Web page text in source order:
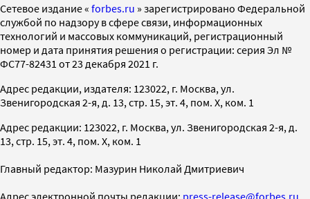
Cетевое издание « forbes.ru » зарегистрировано Федеральной
службой по надзору в сфере связи, информационных
технологий и массовых коммуникаций, регистрационный
номер и дата принятия решения о регистрации: серия Эл №
ФС77-82431 от 23 декабря 2021 г.
Адрес редакции, издателя: 123022, г. Москва, ул.
Звенигородская 2-я, д. 13, стр. 15, эт. 4, пом. X, ком. 1
Адрес редакции: 123022, г. Москва, ул. Звенигородская 2-я, д.
13, стр. 15, эт. 4, пом. X, ком. 1
Главный редактор: Мазурин Николай Дмитриевич
Адрес электронной почты редакции: press-release@forbes.ru